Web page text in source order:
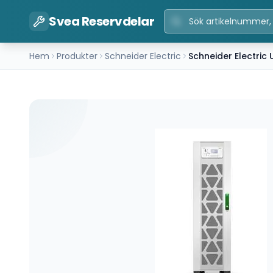
Svea Reservdelar
Hem Produkter Schneider Electric Schneider Electric